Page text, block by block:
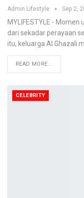
Admin Lifestyle Sep 2,
MYLIFESTYLE -
dari sekadar perayaan
itu, keluarga Al Ghazali
READ MORE...
CELEBRITY